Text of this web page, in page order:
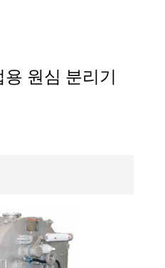
원심 분리기